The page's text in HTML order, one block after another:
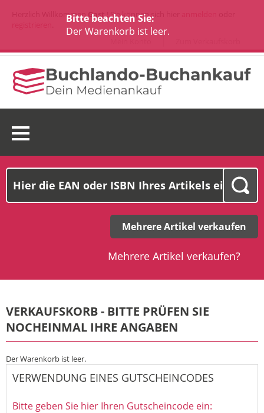
Herzlich WillkommenGast! Sie können sich hier
Mehrere Artikel verkaufen
Mehrere Artikel verkaufen?
VERKAUFSKORB - BITTE PRÜFEN SIE
NOCHEINMAL IHRE ANGABEN
Der Warenkorb ist leer.
VERWENDUNG EINES GUTSCHEINCODES
Bitte geben Sie hier Ihren Gutscheincode ein:
Bitte beachten Sie:
Der Warenkorb ist leer.